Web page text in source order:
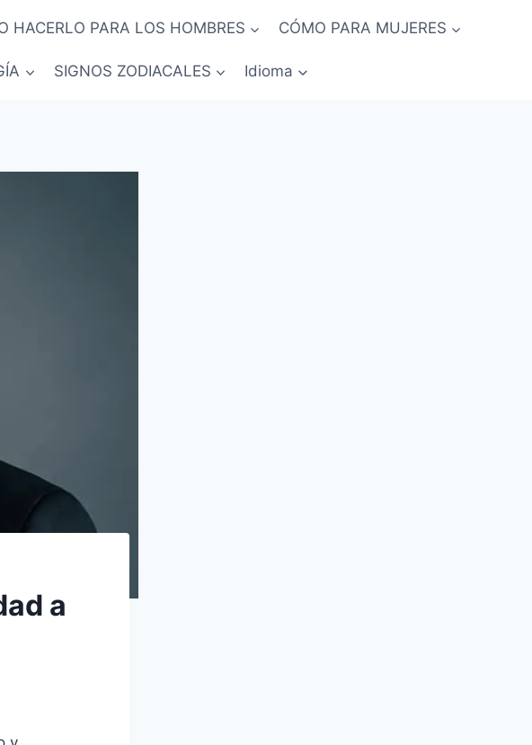
HACERLO PARA LOS HOMBRES CÓMO PARA MUJERES
SIGNOS ZODIACALES Idioma
a